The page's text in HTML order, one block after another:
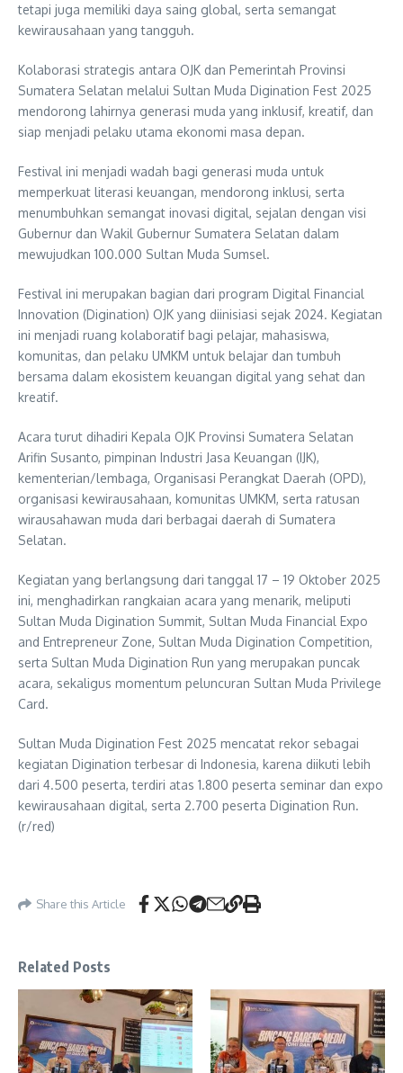
tetapi juga memiliki daya saing global, serta semangat
kewirausahaan yang tangguh.
Kolaborasi strategis antara OJK dan Pemerintah Provinsi
Sumatera Selatan melalui Sultan Muda Digination Fest 2025
mendorong lahirnya generasi muda yang inklusif, kreatif, dan
siap menjadi pelaku utama ekonomi masa depan.
Festival ini menjadi wadah bagi generasi muda untuk
memperkuat literasi keuangan, mendorong inklusi, serta
menumbuhkan semangat inovasi digital, sejalan dengan visi
Gubernur dan Wakil Gubernur Sumatera Selatan dalam
mewujudkan 100.000 Sultan Muda Sumsel.
Festival ini merupakan bagian dari program Digital Financial
Innovation (Digination) OJK yang diinisiasi sejak 2024. Kegiatan
ini menjadi ruang kolaboratif bagi pelajar, mahasiswa,
komunitas, dan pelaku UMKM untuk belajar dan tumbuh
bersama dalam ekosistem keuangan digital yang sehat dan
kreatif.
Acara turut dihadiri Kepala OJK Provinsi Sumatera Selatan
Arifin Susanto, pimpinan Industri Jasa Keuangan (IJK),
kementerian/lembaga, Organisasi Perangkat Daerah (OPD),
organisasi kewirausahaan, komunitas UMKM, serta ratusan
wirausahawan muda dari berbagai daerah di Sumatera
Selatan.
Kegiatan yang berlangsung dari tanggal 17 – 19 Oktober 2025
ini, menghadirkan rangkaian acara yang menarik, meliputi
Sultan Muda Digination Summit, Sultan Muda Financial Expo
and Entrepreneur Zone, Sultan Muda Digination Competition,
serta Sultan Muda Digination Run yang merupakan puncak
acara, sekaligus momentum peluncuran Sultan Muda Privilege
Card.
Sultan Muda Digination Fest 2025 mencatat rekor sebagai
kegiatan Digination terbesar di Indonesia, karena diikuti lebih
dari 4.500 peserta, terdiri atas 1.800 peserta seminar dan expo
kewirausahaan digital, serta 2.700 peserta Digination Run.
(r/red)
Share this Article
Related Posts